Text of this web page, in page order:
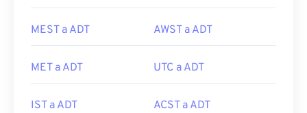
MEST a ADT AWST a ADT
MET a ADT UTC a ADT
IST a ADT ACST a ADT